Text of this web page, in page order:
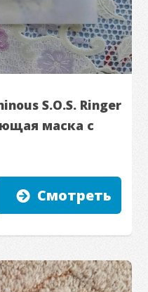
S.O.S. Ringer
маска с
Смотреть